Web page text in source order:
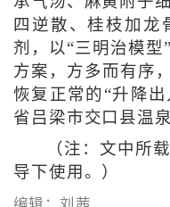
四逆散、桂枝加龙
剂，以“三明治模
方案，方多而有序
恢复正常的“升降
省吕梁市交口县温
（注：文中所
导下使用。）